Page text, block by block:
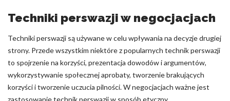
Techniki perswazji w negocjacjach
Techniki perswazji są używane w celu wpływania na decyzje drugiej
strony. Przede wszystkim niektóre z popularnych technik perswazji
to spojrzenie na korzyści, prezentacja dowodów i argumentów,
wykorzystywanie społecznej aprobaty, tworzenie brakujących
korzyści i tworzenie uczucia pilności. W negocjacjach ważne jest
zastosowanie technik perswazji w sposób etyczny